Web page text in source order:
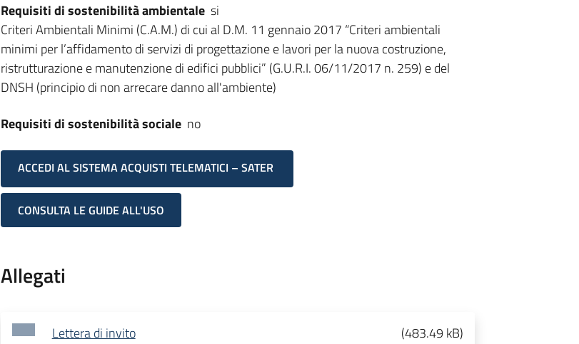
Requisiti di sostenibilità ambientale si
Criteri Ambientali Minimi (C.A.M.) di cui al D.M. 11 gennaio 2017 “Criteri ambientali
minimi per l’affidamento di servizi di progettazione e lavori per la nuova costruzione,
ristrutturazione e manutenzione di edifici pubblici” (G.U.R.I. 06/11/2017 n. 259) e del
DNSH (principio di non arrecare danno all'ambiente)
Requisiti di sostenibilità sociale no
ACCEDI AL SISTEMA ACQUISTI TELEMATICI – SATER
CONSULTA LE GUIDE ALL'USO
Allegati
Lettera di invito (483.49 kB)